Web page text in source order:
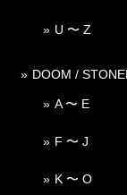
U 〜 Z
DOOM /
A 〜 E
F 〜 J
K 〜 O